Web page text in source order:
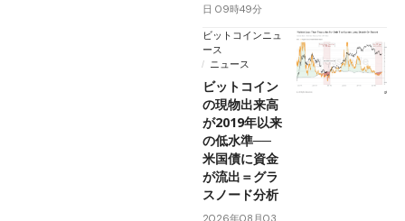
日 09時49分
ビットコインニュ
ース
ニュース
ビットコイン
の現物出来高
が2019年以来
の低水準──
米国債に資金
が流出＝グラ
スノード分析
2026年08月03